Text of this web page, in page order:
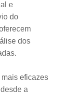
e
do
dos
eficazes
a